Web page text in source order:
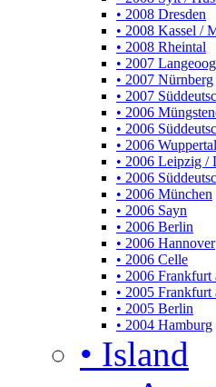
• 2008 Dresden
• 2008 Kassel /
• 2008 Rheintal
• 2007 Langeoog
• 2007 Nürnberg
• 2007
• 2006
• 2006
• 2006
• 2006 Leipzig /
• 2006
• 2006 München
• 2006 Sayn
• 2006 Berlin
• 2006 Hannover
• 2006 Celle
• 2006 Frankfurt
• 2005 Frankfurt
• 2005 Berlin
• 2004 Hamburg
• Island